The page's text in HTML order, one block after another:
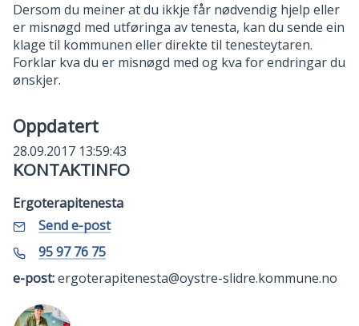
Dersom du meiner at du ikkje får nødvendig hjelp eller
er misnøgd med utføringa av tenesta, kan du sende ein
klage til kommunen eller direkte til tenesteytaren.
Forklar kva du er misnøgd med og kva for endringar du
ønskjer.
Oppdatert
28.09.2017 13:59:43
KONTAKTINFO
Ergoterapitenesta
E-
post
Send e-posttil
Ergoterapitenesta
Mobil
95 97 76 75
e-post:ergoterapitenesta@oystre-slidre.kommune.no